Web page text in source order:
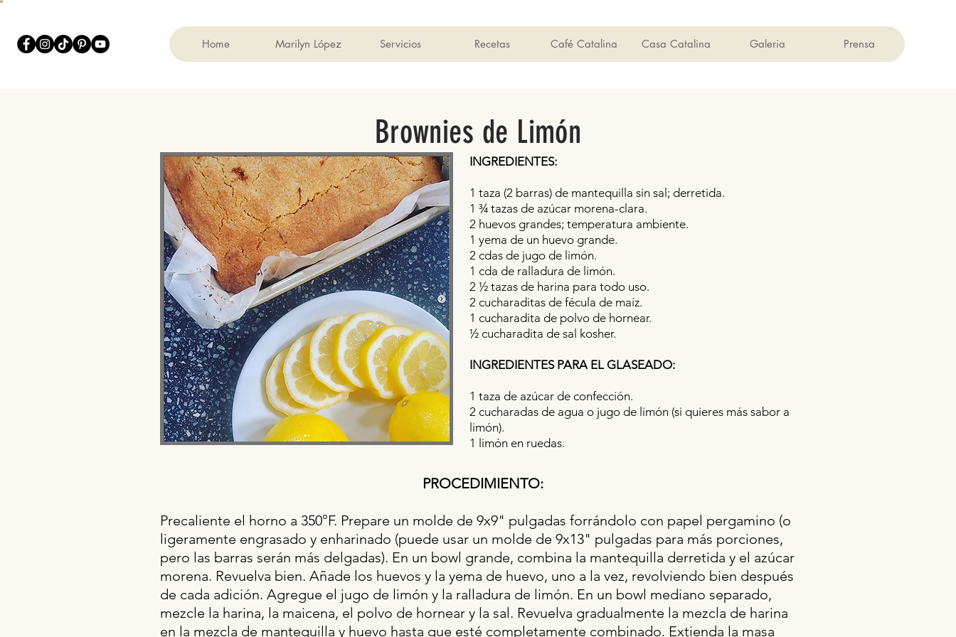
Home Marilyn López Servicios Recetas Café Catalina Casa Catalina Galeria Prensa
Brownies de Limón
INGREDIENTES:
1 taza (2 barras) de mantequilla sin sal; derretida.
1 ¾ tazas de azúcar morena-clara.
2 huevos grandes; temperatura ambiente.
1 yema de un huevo grande.
2 cdas de jugo de limón.
1 cda de ralladura de limón.
2 ½ tazas de harina para todo uso.
2 cucharaditas de fécula de maíz.
1 cucharadita de polvo de hornear.
½ cucharadita de sal kosher.
INGREDIENTES PARA EL GLASEADO:
1 taza de azúcar de confección.
2 cucharadas de agua o jugo de limón (si quieres más sabor a
limón).
1 limón en ruedas.
PROCEDIMIENTO:
Precaliente el horno a 350°F. Prepare un molde de 9x9" pulgadas forrándolo con papel pergamino (o
ligeramente engrasado y enharinado (puede usar un molde de 9x13" pulgadas para más porciones,
pero las barras serán más delgadas). En un bowl grande, combina la mantequilla derretida y el azúcar
morena. Revuelva bien. Añade los huevos y la yema de huevo, uno a la vez, revolviendo bien después
de cada adición. Agregue el jugo de limón y la ralladura de limón. En un bowl mediano separado,
mezcle la harina, la maicena, el polvo de hornear y la sal. Revuelva gradualmente la mezcla de harina
en la mezcla de mantequilla y huevo hasta que esté completamente combinado. Extienda la masa